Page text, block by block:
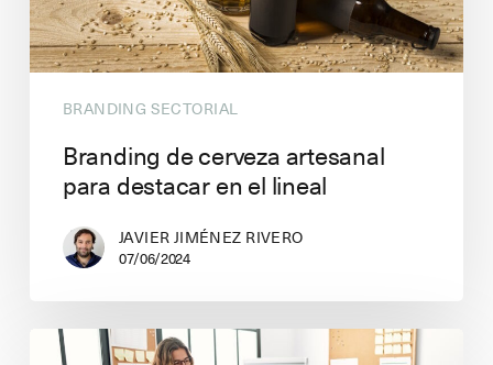
BRANDING SECTORIAL
Branding de cerveza artesanal
para destacar en el lineal
JAVIER JIMÉNEZ RIVERO
07/06/2024